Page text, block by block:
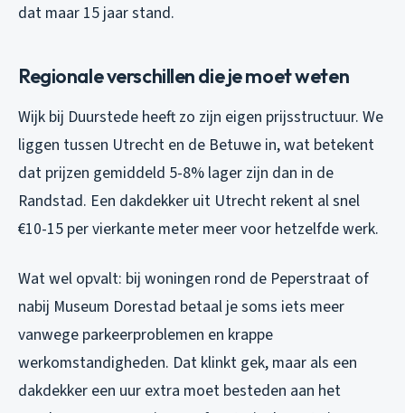
dat maar 15 jaar stand.
Regionale verschillen die je moet weten
Wijk bij Duurstede heeft zo zijn eigen prijsstructuur. We
liggen tussen Utrecht en de Betuwe in, wat betekent
dat prijzen gemiddeld 5-8% lager zijn dan in de
Randstad. Een dakdekker uit Utrecht rekent al snel
€10-15 per vierkante meter meer voor hetzelfde werk.
Wat wel opvalt: bij woningen rond de Peperstraat of
nabij Museum Dorestad betaal je soms iets meer
vanwege parkeerproblemen en krappe
werkomstandigheden. Dat klinkt gek, maar als een
dakdekker een uur extra moet besteden aan het